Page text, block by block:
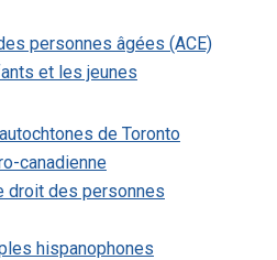
personnes âgées (ACE)
et les jeunes
de Toronto
canadienne
droit des personnes
hispanophones